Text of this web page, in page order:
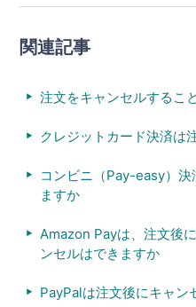
関連記事
注文をキャンセルするこ
クレジットカード決済は
コンビニ（Pay-easy）決
ますか
Amazon Payは、注文後
ンセルはできますか
PayPalは注文後にキャン